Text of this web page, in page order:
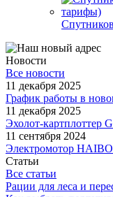
Новости
Все новости
11 декабря 2025
График работы в
11 декабря 2025
Эхолот-картплоттер
11 сентября 2024
Электромотор
Статьи
Все статьи
Рации для леса и